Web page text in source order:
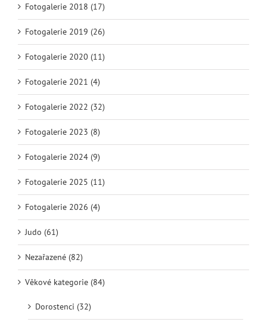
Fotogalerie 2018 (17)
Fotogalerie 2019 (26)
Fotogalerie 2020 (11)
Fotogalerie 2021 (4)
Fotogalerie 2022 (32)
Fotogalerie 2023 (8)
Fotogalerie 2024 (9)
Fotogalerie 2025 (11)
Fotogalerie 2026 (4)
Judo (61)
Nezařazené (82)
Věkové kategorie (84)
Dorostenci (32)